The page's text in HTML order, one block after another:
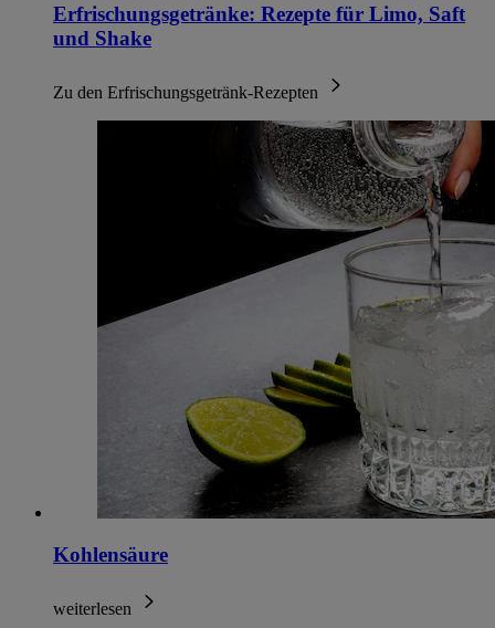
Erfrischungsgetränke: Rezepte für Limo, Saft
und Shake
Zu den Erfrischungsgetränk-Rezepten
Kohlensäure
weiterlesen